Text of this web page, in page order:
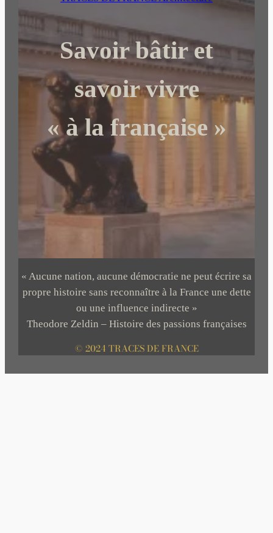
r
c
h
r
Savoir bâtir et
savoir vivre
« à la française »
« Aucune nation, aucune démocratie ne peut écrire sa
propre histoire sans reconnaître à la France une dette
ou une influence indirecte »
Theodore Zeldin – Histoire des passions françaises
© 2024 TRACES DE FRANCE